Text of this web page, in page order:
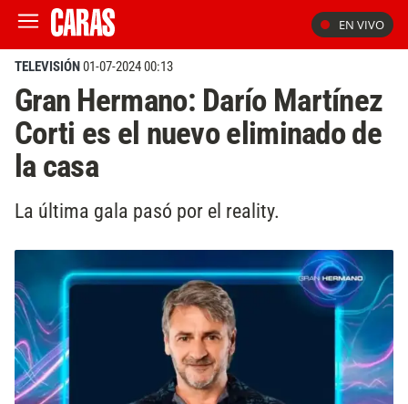
EN VIVO
TELEVISIÓN01-07-2024 00:13
Gran Hermano: Darío Martínez
Corti ​es el nuevo eliminado de
la casa
La última gala pasó por el reality.